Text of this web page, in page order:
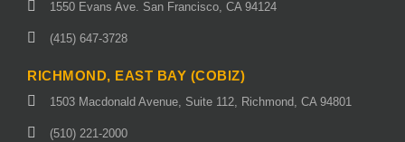
1550 Evans Ave. San Francisco, CA 94124
(415) 647-3728
RICHMOND, EAST BAY (COBIZ)
1503 Macdonald Avenue, Suite 112, Richmond, CA 94801
(510) 221-2000